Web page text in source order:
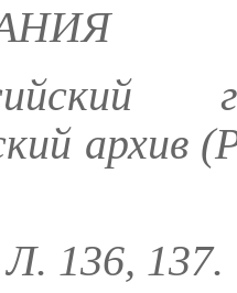
136, 137.